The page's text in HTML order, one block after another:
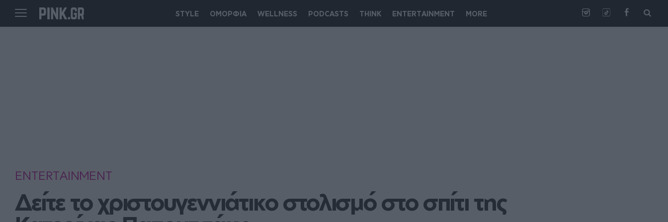
STYLE ΟΜΟΡΦΙΑ WELLNESS PODCASTS THINK ENTERTAINMENT MORE
ENTERTAINMENT
Δείτε το χριστουγεννιάτικο στολισμό στο σπίτι της